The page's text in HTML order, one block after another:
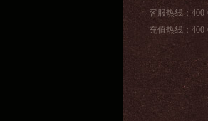
客服热线：
充值热线：